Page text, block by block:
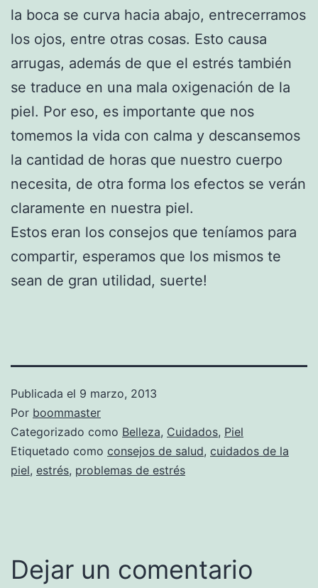
la boca se curva hacia abajo, entrecerramos
los ojos, entre otras cosas. Esto causa
arrugas, además de que el estrés también
se traduce en una mala oxigenación de la
piel. Por eso, es importante que nos
tomemos la vida con calma y descansemos
la cantidad de horas que nuestro cuerpo
necesita, de otra forma los efectos se verán
claramente en nuestra piel.
Estos eran los consejos que teníamos para
compartir, esperamos que los mismos te
sean de gran utilidad, suerte!
Publicada el 9 marzo, 2013
Por boommaster
Categorizado como Belleza, Cuidados, Piel
Etiquetado como consejos de salud, cuidados de la
piel, estrés, problemas de estrés
Dejar un comentario